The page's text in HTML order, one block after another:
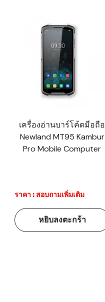
เครื่องอ่านบาร์โค้ดมือถือ
Newland MT95 Kambur
Pro Mobile Computer
ราคา : สอบถามเพิ่มเติม
หยิบลงตะกร้า